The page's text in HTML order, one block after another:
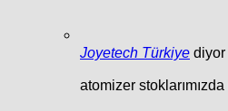
Joyetech Türkiye diyor
atomizer